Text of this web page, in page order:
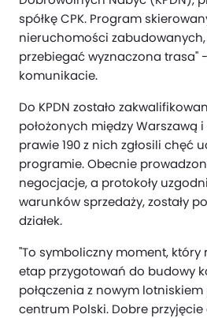
spółkę CPK. Program
nieruchomości
przebiegać wyznaczona trasa"
komunikacie.
Do KPDN zostało
położonych między Warszawą i
prawie 190 z nich zgłosili chęć
programie. Obecnie
negocjacje, a protokoły
warunków sprzedaży, zostały
działek.
"To symboliczny moment, który
etap przygotowań do budowy
połączenia z nowym
centrum Polski. Dobre